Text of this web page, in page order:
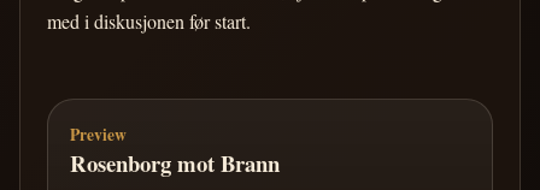
med i diskusjonen før start.
Preview
Rosenborg mot Brann